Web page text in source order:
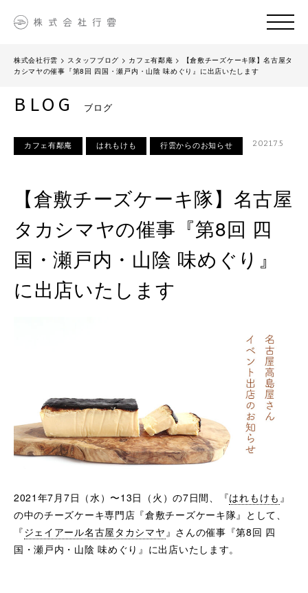
株式会社行雲 > スタッフブログ > カフェ有鄰庵 >
【倉敷チーズケーキ隊】名古屋タ
カシマヤの催事『第8回 四国・瀬戸内・山陰 味めぐり』に出店いたします
BLOG ブログ
カフェ有鄰庵 はれもけも 行雲からのお知らせ 2021.7.5
【倉敷チーズケーキ隊】名古屋
タカシマヤの催事『第8回 四
国・瀬戸内・山陰 味めぐり』
に出店いたします
2021年7月7日（水）〜13日（火）の7日間、『はれもけも 』
の中のチーズケーキ専門店『倉敷チーズケーキ隊』として、
『ジェイアール名古屋タカシマヤ』さんの催事『第8回 四
国・瀬戸内・山陰 味めぐり』に出店いたします。